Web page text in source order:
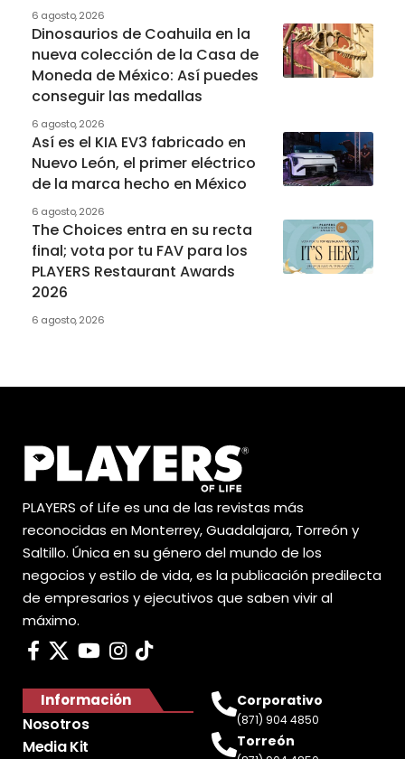
6 agosto, 2026
Dinosaurios de Coahuila en la
nueva colección de la Casa de
Moneda de México: Así puedes
conseguir las medallas
6 agosto, 2026
Así es el KIA EV3 fabricado en
Nuevo León, el primer eléctrico
de la marca hecho en México
6 agosto, 2026
The Choices entra en su recta
final; vota por tu FAV para los
PLAYERS Restaurant Awards
2026
6 agosto, 2026
PLAYERS of Life es una de las revistas más
reconocidas en Monterrey, Guadalajara, Torreón y
Saltillo. Única en su género del mundo de los
negocios y estilo de vida, es la publicación predilecta
de empresarios y ejecutivos que saben vivir al
máximo.
Información
Nosotros
Media Kit
Corporativo
(871) 904 4850
Torreón